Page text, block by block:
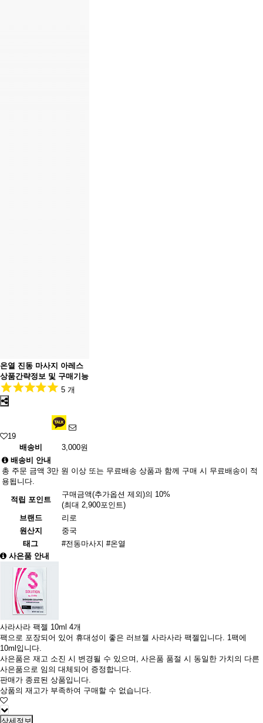
온열 진동 마사지 아레스
상품간략정보 및 구매기능
5 개
19
배송비
3,000원
배송비 안내
총 주문 금액 3만 원 이상 또는 무료배송 상품과 함께 구매 시 무료배송이 적
용됩니다.
적립 포인트
구매금액(추가옵션 제외)의 10%
(최대 2,900포인트)
브랜드
리로
원산지
중국
태그
#전동마사지 #온열
사은품 안내
사라사라 팩젤 10ml 4개
팩으로 포장되어 있어 휴대성이 좋은 러브젤 사라사라 팩젤입니다. 1팩에
10ml입니다.
사은품은 재고 소진 시 변경될 수 있으며, 사은품 품절 시 동일한 가치의 다른
사은품으로 임의 대체되어 증정합니다.
판매가 종료된 상품입니다.
상품의 재고가 부족하여 구매할 수 없습니다.
상세정보